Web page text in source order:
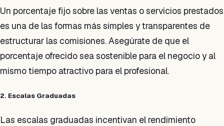
Un porcentaje fijo sobre las ventas o servicios prestados
es una de las formas más simples y transparentes de
estructurar las comisiones. Asegúrate de que el
porcentaje ofrecido sea sostenible para el negocio y al
mismo tiempo atractivo para el profesional.
2. Escalas Graduadas
Las escalas graduadas incentivan el rendimiento